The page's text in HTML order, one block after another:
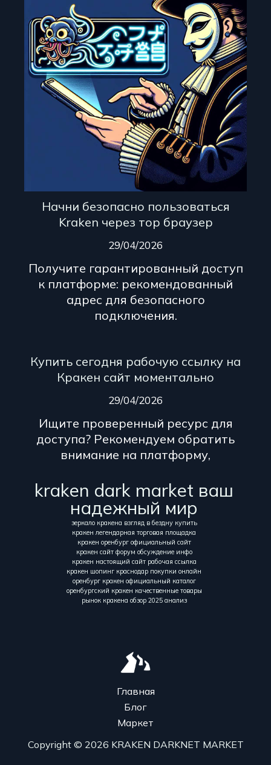
Начни безопасно пользоваться
Kraken через тор браузер
29/04/2026
Получите гарантированный доступ
к платформе: рекомендованный
адрес для безопасного
подключения.
Купить сегодня рабочую ссылку на
Кракен сайт моментально
29/04/2026
Ищите проверенный ресурс для
доступа? Рекомендуем обратить
внимание на платформу,
kraken dark market ваш
надежный мир
зеркало кракена взгляд в бездну купить
кракен легендарная торговая площадка
кракен оренбург официальный сайт
кракен сайт форум обсуждение инфо
кракен настоящий сайт рабочая ссылка
кракен шопинг краснодар покупки онлайн
оренбург кракен официальный каталог
оренбургский кракен качественные товары
рынок кракена обзор 2025 анализ
Главная
Блог
Маркет
Copyright © 2026 KRAKEN DARKNET MARKET